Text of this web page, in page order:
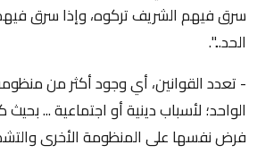
سرق فيهم الشريف تركوه، وإذا سرق
الحد...".
- تعدد القوانين، أي وجود أكثر من
الواحد؛ لأسباب دينية أو اجتماعية ...
فرض نفسها على المنظومة الأخرى